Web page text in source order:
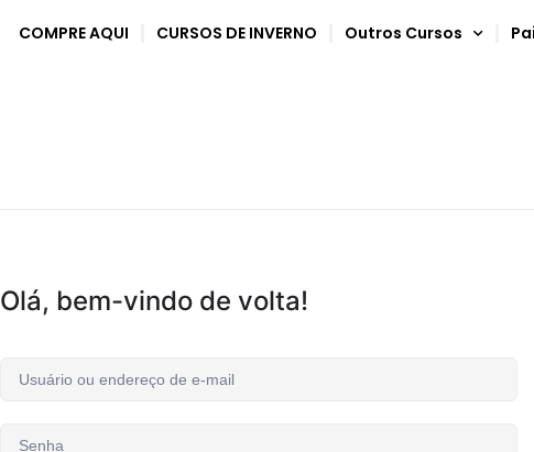
COMPRE AQUI CURSOS DE INVERNO Outros Cursos
Olá, bem-vindo de volta!